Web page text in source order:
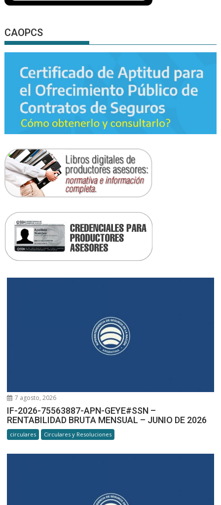
CAOPCS
7 agosto, 2026
IF-2026-75563887-APN-GEYE#SSN –
RENTABILIDAD BRUTA MENSUAL – JUNIO DE 2026
circulares Circulares y Resoluciones